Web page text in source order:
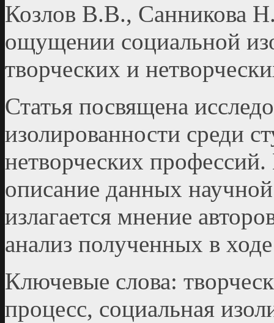
Козлов В.В., Санникова
ощущении социальной
творческих и
Статья посвящена
изолированности среди
нетворческих профессий.
описание данных
излагается мнение
анализ полученных в
Ключевые слова:
процесс, социальная